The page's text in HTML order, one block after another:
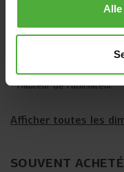
SKU
Hauteur de l'utilisateur
Afficher toutes les
SOUVENT